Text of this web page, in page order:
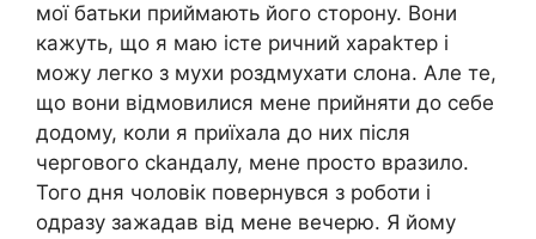
мої батьки приймають його сторону. Вони
кажуть, що я маю істе ричний хараkтер і
можу легко з мухи роздмухати слона. Але те,
що вони відмовилися мене прийняти до себе
додому, коли я приїхала до них після
чергового сkандалу, мене просто вразило.
Того дня чоловік повернувся з роботи і
одразу зажадав від мене вечерю. Я йому